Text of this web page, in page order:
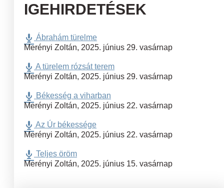
IGEHIRDETÉSEK
Ábrahám türelme
Merényi Zoltán, 2025. június 29. vasárnap
A türelem rózsát terem
Merényi Zoltán, 2025. június 29. vasárnap
Békesség a viharban
Merényi Zoltán, 2025. június 22. vasárnap
Az Úr békessége
Merényi Zoltán, 2025. június 22. vasárnap
Teljes öröm
Merényi Zoltán, 2025. június 15. vasárnap